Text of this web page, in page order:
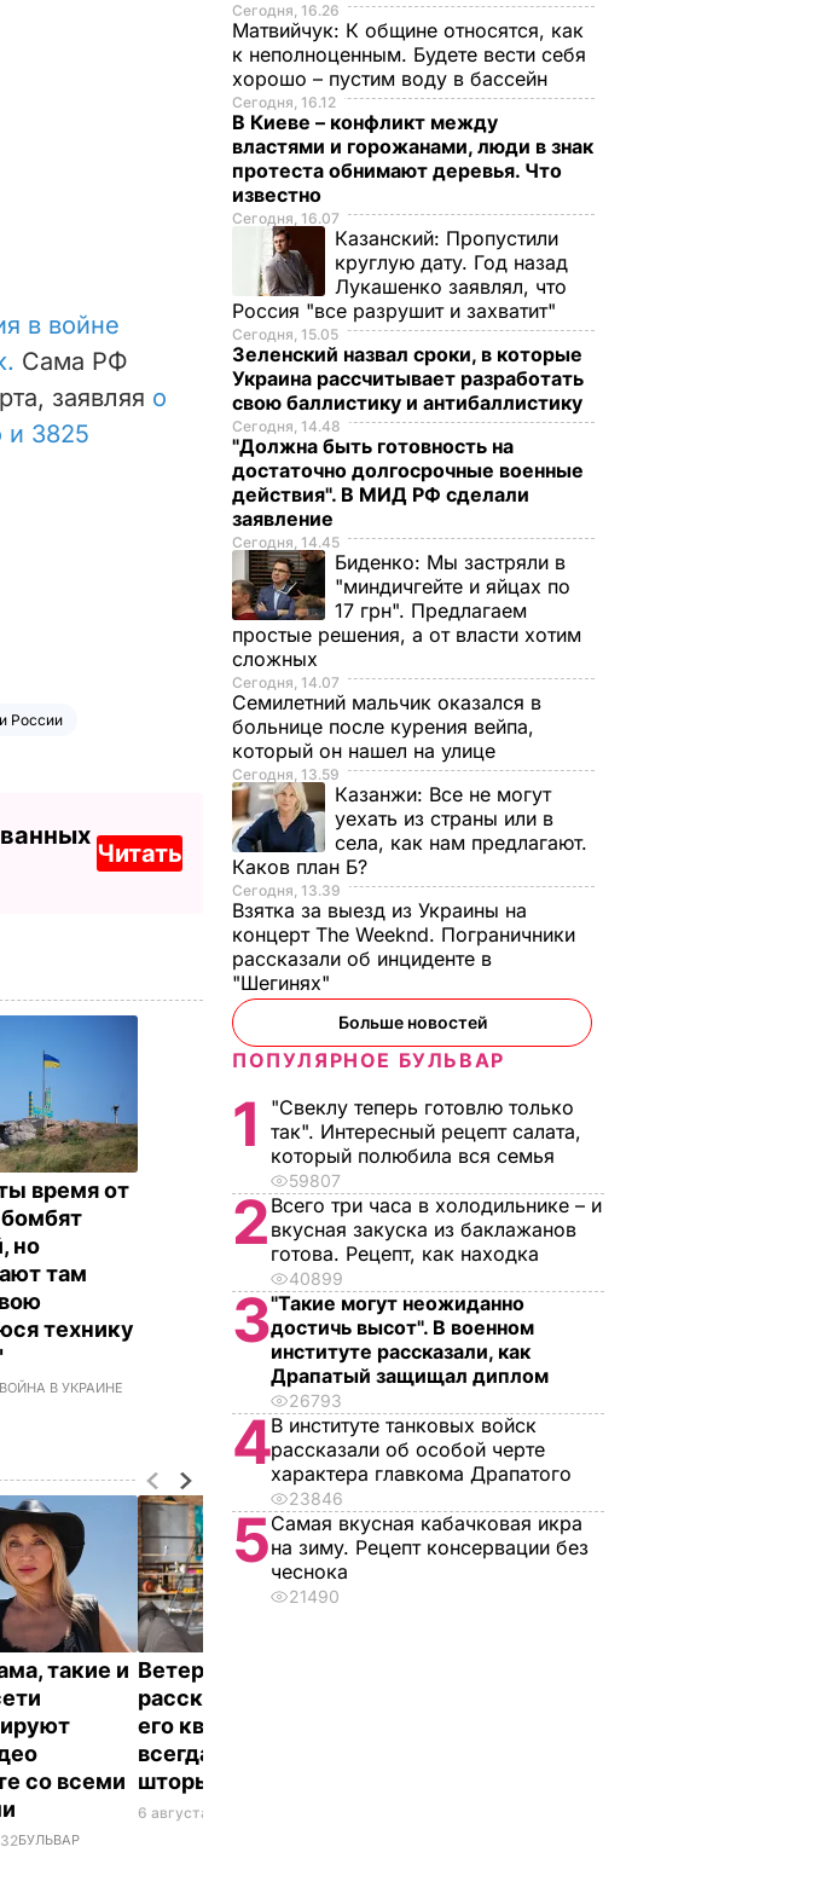
в войне
Сама РФ
заявляя о
и 3825
России
Читать
время от
но
там
технику
ВОЙНА В УКРАИНЕ
такие и
со всеми
БУЛЬВАР
Ветеран Роменский
рассказал, почему в
его квартире теперь
всегда закрыты
шторы
6 августа, 14.25
Сегодня, 16.26
Матвийчук: К общине относятся, как
к неполноценным. Будете вести себя
хорошо – пустим воду в бассейн
Сегодня, 16.12
В Киеве – конфликт между
властями и горожанами, люди в знак
протеста обнимают деревья. Что
известно
Сегодня, 16.07
Казанский: Пропустили
круглую дату. Год назад
Лукашенко заявлял, что
Россия "все разрушит и захватит"
Сегодня, 15.05
Зеленский назвал сроки, в которые
Украина рассчитывает разработать
свою баллистику и антибаллистику
Сегодня, 14.48
"Должна быть готовность на
достаточно долгосрочные военные
действия". В МИД РФ сделали
заявление
Сегодня, 14.45
Биденко: Мы застряли в
"миндичгейте и яйцах по
17 грн". Предлагаем
простые решения, а от власти хотим
сложных
Сегодня, 14.07
Семилетний мальчик оказался в
больнице после курения вейпа,
который он нашел на улице
Сегодня, 13.59
Казанжи: Все не могут
уехать из страны или в
села, как нам предлагают.
Каков план Б?
Сегодня, 13.39
Взятка за выезд из Украины на
концерт The Weeknd. Пограничники
рассказали об инциденте в
"Шегинях"
Больше новостей
ПОПУЛЯРНОЕ БУЛЬВАР
1
"Свеклу теперь готовлю только
так". Интересный рецепт салата,
который полюбила вся семья
59807
2 Всего три часа в холодильнике – и
вкусная закуска из баклажанов
готова. Рецепт, как находка
40899
3"Такие могут неожиданно
достичь высот". В военном
институте рассказали, как
Драпатый защищал диплом
26793
4В институте танковых войск
рассказали об особой черте
характера главкома Драпатого
23846
5Самая вкусная кабачковая икра
на зиму. Рецепт консервации без
чеснока
21490